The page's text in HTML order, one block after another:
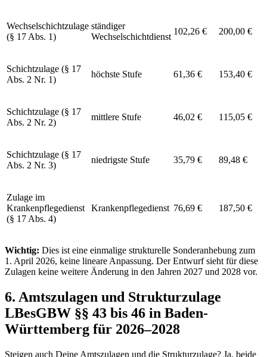
Wechselschichtzulage
(§ 17 Abs. 1)
ständiger
Wechselschichtdienst
102,26 € 200,00 €
Schichtzulage (§ 17
Abs. 2 Nr. 1)
höchste Stufe 61,36 € 153,40 €
Schichtzulage (§ 17
Abs. 2 Nr. 2)
mittlere Stufe 46,02 € 115,05 €
Schichtzulage (§ 17
Abs. 2 Nr. 3)
niedrigste Stufe 35,79 € 89,48 €
Zulage im
Krankenpflegedienst
(§ 17 Abs. 4)
Krankenpflegedienst 76,69 € 187,50 €
Wichtig: Dies ist eine einmalige strukturelle Sonderanhebung zum
1. April 2026, keine lineare Anpassung. Der Entwurf sieht für diese
Zulagen keine weitere Änderung in den Jahren 2027 und 2028 vor.
6. Amtszulagen und Strukturzulage
LBesGBW §§ 43 bis 46 in Baden-
Württemberg für 2026–2028
Steigen auch Deine Amtszulagen und die Strukturzulage? Ja, beide